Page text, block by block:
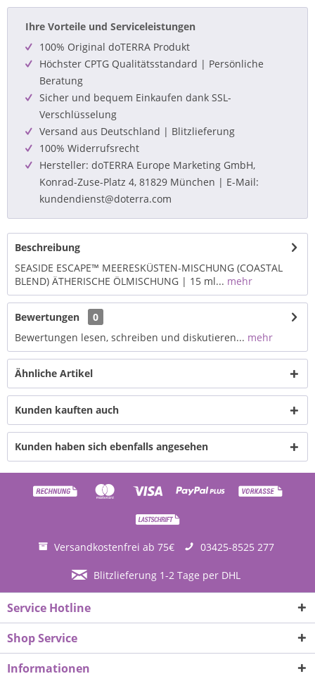
Ihre Vorteile und Serviceleistungen
100% Original doTERRA Produkt
Höchster CPTG Qualitätsstandard | Persönliche
Beratung
Sicher und bequem Einkaufen dank SSL-
Verschlüsselung
Versand aus Deutschland | Blitzlieferung
100% Widerrufsrecht
Hersteller: doTERRA Europe Marketing GmbH,
Konrad-Zuse-Platz 4, 81829 München | E-Mail:
kundendienst@doterra.com
Beschreibung
SEASIDE ESCAPE™ MEERESKÜSTEN-MISCHUNG (COASTAL
BLEND) ÄTHERISCHE ÖLMISCHUNG | 15 ml... mehr
Bewertungen
0
Bewertungen lesen, schreiben und diskutieren... mehr
Ähnliche Artikel
Kunden kauften auch
Kunden haben sich ebenfalls angesehen
Versandkostenfrei ab 75€ 03425-8525 277
Blitzlieferung 1-2 Tage per DHL
Service Hotline
Shop Service
Informationen